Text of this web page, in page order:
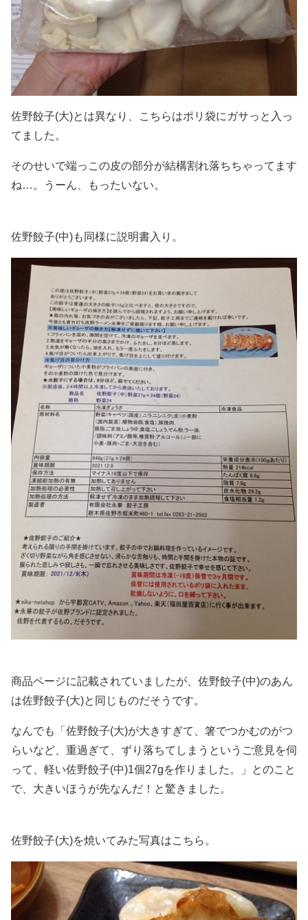
佐野餃子(大)とは異なり、こちらはポリ袋にガサっと入っ
てました。
そのせいで端っこの皮の部分が結構割れ落ちちゃってます
ね…。うーん、もったいない。
佐野餃子(中)も同様に説明書入り。
商品ページに記載されていましたが、佐野餃子(中)のあん
は佐野餃子(大)と同じものだそうです。
なんでも「佐野餃子(大)が大きすぎて、箸でつかむのがつ
らいなど、重過ぎて、ずり落ちてしまうというご意見を伺
って、軽い佐野餃子(中)1個27gを作りました。」とのこと
で、大きいほうが先なんだ！と驚きました。
佐野餃子(大)を焼いてみた写真はこちら。